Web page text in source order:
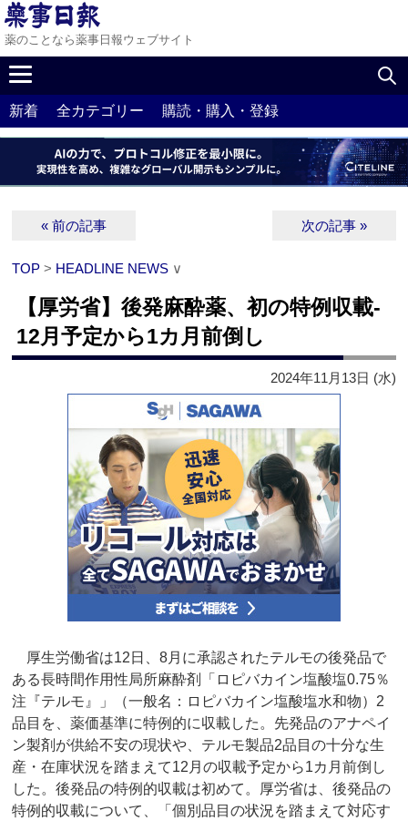
薬のことなら薬事日報ウェブサイト
新着 全カテゴリー 購読・購入・登録
« 前の記事 次の記事 »
TOP > HEADLINE NEWS ∨
【厚労省】後発麻酔薬、初の特例収載‐
12月予定から1カ月前倒し
2024年11月13日 (水)
厚生労働省は12日、8月に承認されたテルモの後発品で
ある長時間作用性局所麻酔剤「ロピバカイン塩酸塩0.75％
注『テルモ』」（一般名：ロピバカイン塩酸塩水和物）2
品目を、薬価基準に特例的に収載した。先発品のアナペイ
ン製剤が供給不安の現状や、テルモ製品2品目の十分な生
産・在庫状況を踏まえて12月の収載予定から1カ月前倒し
した。後発品の特例的収載は初めて。厚労省は、後発品の
特例的収載について、「個別品目の状況を踏まえて対応す